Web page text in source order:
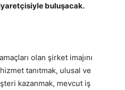
buluşacak.
olan şirket imajını
tanıtmak, ulusal ve
kazanmak, mevcut iş